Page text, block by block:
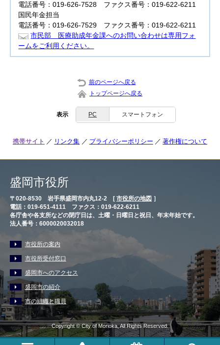
電話番号：019-626-7528 ファクス番号：019-622-6211
国民年金担当
電話番号：019-626-7529 ファクス番号：019-622-6211
市民部 医療助成年金課へのお問い合わせは専用フォ
ームをご利用ください。
前のページへ戻る
トップページへ戻る
表示 PC スマートフォン
携帯サイト リンク集 プライバシーポリシー 著作権について
盛岡市役所
〒020-8530 岩手県盛岡市内丸12-2 [ 市役所の地図 ］
電話：019-651-4111 ファクス：019-622-6211
各庁舎や各支所などの閉庁日は、土曜・日曜日と祝日、年末年始です。
法人番号：6000020032018
市役所の案内
市役所受付窓口
盛岡市へのアクセス
盛岡市の紹介
市の組織と職員
Copyright © City of Morioka, All Rights Reserved.